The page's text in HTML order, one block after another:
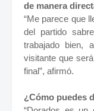
de manera
“Me parece que
del partido
trabajado bien,
visitante que
final”, afirmó.
¿Cómo puedes